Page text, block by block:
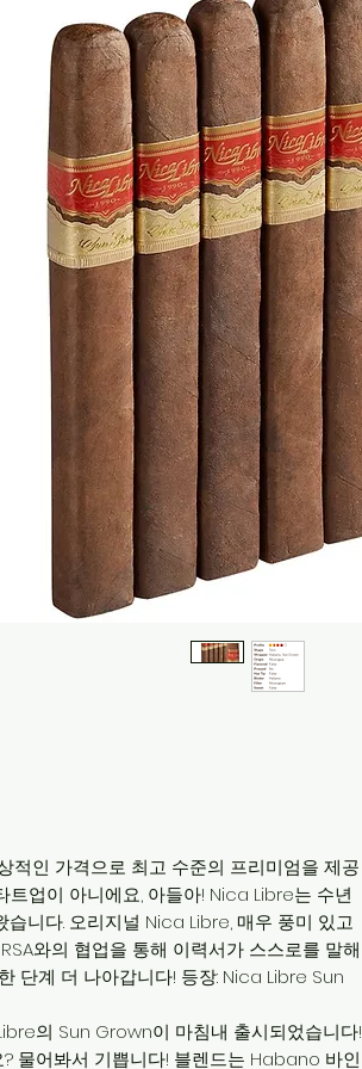
적인 가격으로 최고 수준의 프리미엄을 제공
트업이 아니에요, 아들아! Nica Libre는 수년
니다. 오리지널 Nica Libre, 매우 풍미 있고
와의 협업을 통해 이력서가 스스로를 말해
단계 더 나아갑니다! 등장: Nica Libre Sun
의 Sun Grown이 마침내 출시되었습니다!
물어봐서 기쁩니다! 블렌드는 Habano 바인